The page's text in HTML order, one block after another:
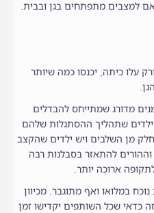
למצבים מתפתחים בגן ובבית.
עלו כיתה, יכנסו כמה שיותר
מדורג שמתייחס להבדלים
ילדים שתהליך ההסתגלות שלהם
חלק מן השלבים ויש ילדים שהקצב
להתאזר בסבלנות רבה
ארוכה יותר.
במלואו ואף מתוגבר. מכיוון
כדאי שכל השותפים יקדישו זמן